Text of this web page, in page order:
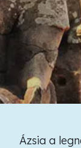
Ázsia a